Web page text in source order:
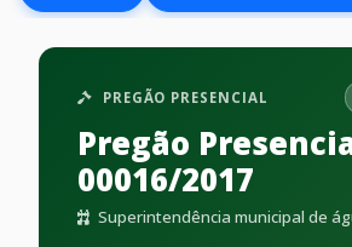
PREGÃO PRESENCIAL
Pregão
00016/2017
Superintendência municipal de